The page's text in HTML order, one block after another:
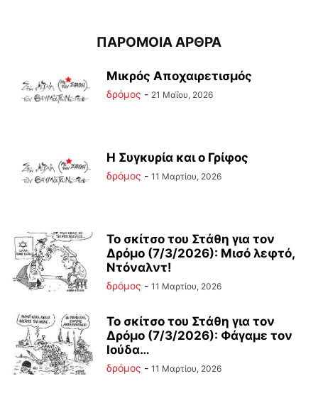
ΠΑΡΟΜΟΙΑ ΑΡΘΡΑ
Μικρός Αποχαιρετισμός
δρόμος - 21 Μαΐου, 2026
Η Συγκυρία και ο Γρίφος
δρόμος - 11 Μαρτίου, 2026
Το σκίτσο του Στάθη για τον
Δρόμο (7/3/2026): Μισό λεφτό,
Ντόναλντ!
δρόμος - 11 Μαρτίου, 2026
Το σκίτσο του Στάθη για τον
Δρόμο (7/3/2026): Φάγαμε τον
Ιούδα…
δρόμος - 11 Μαρτίου, 2026